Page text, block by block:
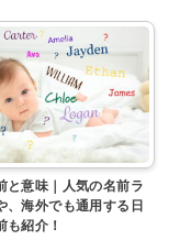
と意味｜人気の名前ラ
、海外でも通用する日
も紹介！